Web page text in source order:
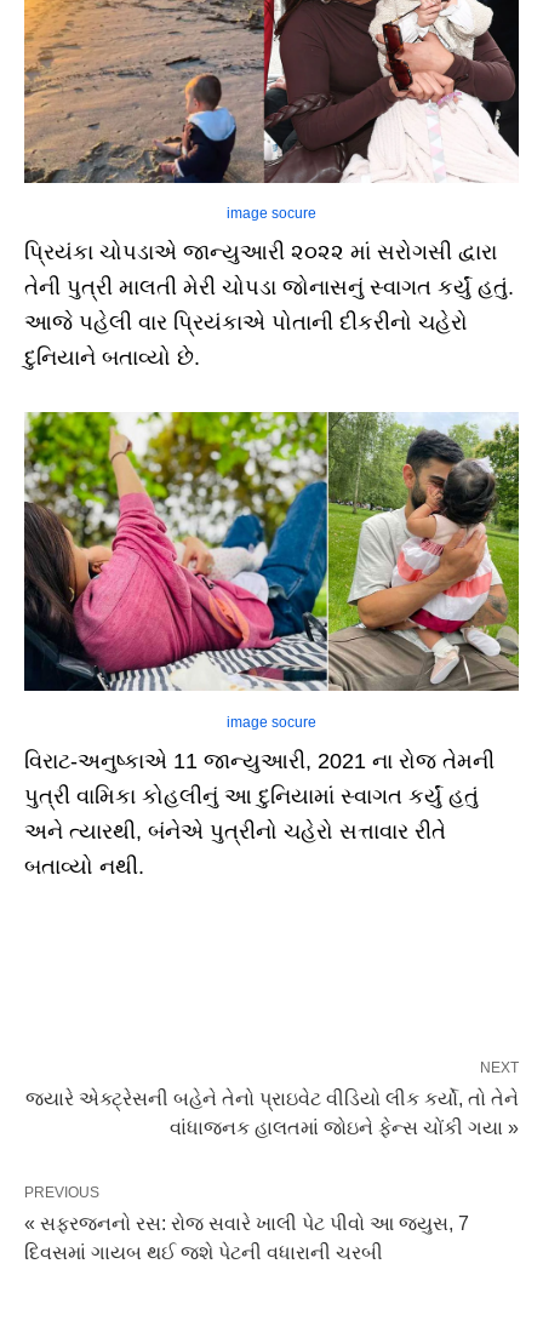
image socure
પ્રિયંકા ચોપડાએ જાન્યુઆરી ૨૦૨૨ માં સરોગસી દ્વારા
તેની પુત્રી માલતી મેરી ચોપડા જોનાસનું સ્વાગત કર્યું હતું.
આજે પહેલી વાર પ્રિયંકાએ પોતાની દીકરીનો ચહેરો
દુનિયાને બતાવ્યો છે.
image socure
વિરાટ-અનુષ્કાએ 11 જાન્યુઆરી, 2021 ના રોજ તેમની
પુત્રી વામિકા કોહલીનું આ દુનિયામાં સ્વાગત કર્યું હતું
અને ત્યારથી, બંનેએ પુત્રીનો ચહેરો સત્તાવાર રીતે
બતાવ્યો નથી.
NEXT
જ્યારે એક્ટ્રેસની બહેને તેનો પ્રાઇવેટ વીડિયો લીક કર્યો, તો તેને
વાંધાજનક હાલતમાં જોઇને ફેન્સ ચોંકી ગયા »
PREVIOUS
« સફરજનનો રસ: રોજ સવારે ખાલી પેટ પીવો આ જ્યુસ, 7
દિવસમાં ગાયબ થઈ જશે પેટની વધારાની ચરબી